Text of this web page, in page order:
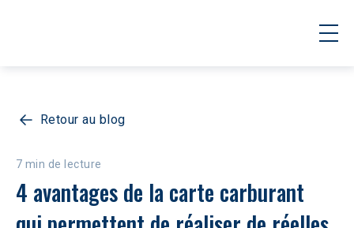
Retour au blog
7 min de lecture
4 avantages de la carte carburant